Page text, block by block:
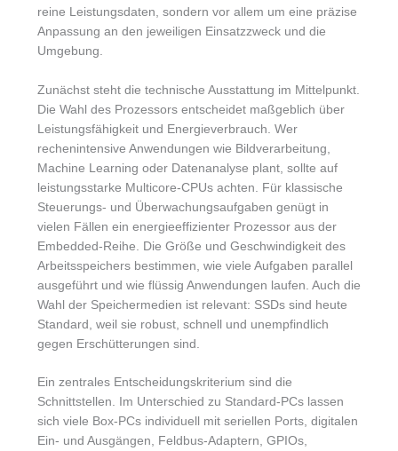
reine Leistungsdaten, sondern vor allem um eine präzise
Anpassung an den jeweiligen Einsatzzweck und die
Umgebung.
Zunächst steht die technische Ausstattung im Mittelpunkt.
Die Wahl des Prozessors entscheidet maßgeblich über
Leistungsfähigkeit und Energieverbrauch. Wer
rechenintensive Anwendungen wie Bildverarbeitung,
Machine Learning oder Datenanalyse plant, sollte auf
leistungsstarke Multicore-CPUs achten. Für klassische
Steuerungs- und Überwachungsaufgaben genügt in
vielen Fällen ein energieeffizienter Prozessor aus der
Embedded-Reihe. Die Größe und Geschwindigkeit des
Arbeitsspeichers bestimmen, wie viele Aufgaben parallel
ausgeführt und wie flüssig Anwendungen laufen. Auch die
Wahl der Speichermedien ist relevant: SSDs sind heute
Standard, weil sie robust, schnell und unempfindlich
gegen Erschütterungen sind.
Ein zentrales Entscheidungskriterium sind die
Schnittstellen. Im Unterschied zu Standard-PCs lassen
sich viele Box-PCs individuell mit seriellen Ports, digitalen
Ein- und Ausgängen, Feldbus-Adaptern, GPIOs,